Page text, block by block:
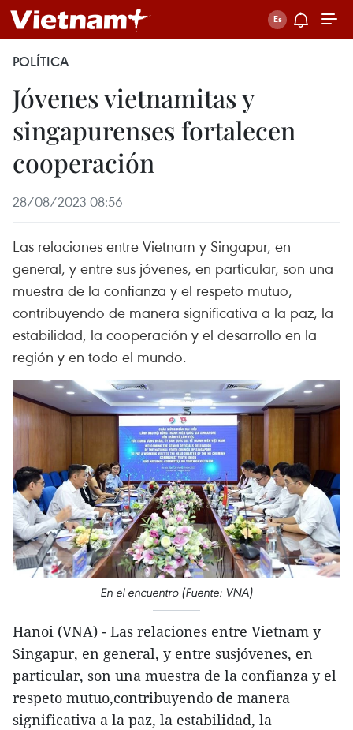
POLÍTICA
Jóvenes vietnamitas y
singapurenses fortalecen
cooperación
28/08/2023 08:56
Las relaciones entre Vietnam y Singapur, en
general, y entre sus jóvenes, en particular, son una
muestra de la confianza y el respeto mutuo,
contribuyendo de manera significativa a la paz, la
estabilidad, la cooperación y el desarrollo en la
región y en todo el mundo.
En el encuentro (Fuente: VNA)
Hanoi (VNA) - Las relaciones entre Vietnam y
Singapur, en general, y entre susjóvenes, en
particular, son una muestra de la confianza y el
respeto mutuo,contribuyendo de manera
significativa a la paz, la estabilidad, la